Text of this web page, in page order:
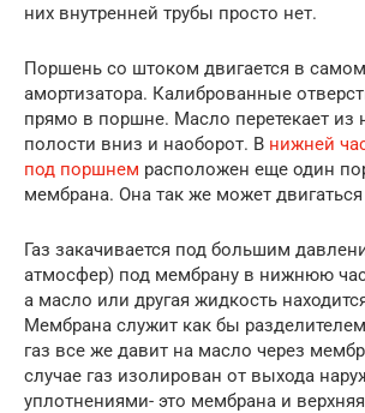
них внутренней трубы просто нет.
Поршень со штоком двигается в
амортизатора. Калиброванные
прямо в поршне. Масло перетекает из
полости вниз и наоборот. В нижней
под поршнем расположен еще один
мембрана. Она так же может
Газ закачивается под большим
атмосфер) под мембрану в нижнюю
а масло или другая жидкость
Мембрана служит как бы
газ все же давит на масло через
случае газ изолирован от выхода
уплотнениями- это мембрана и